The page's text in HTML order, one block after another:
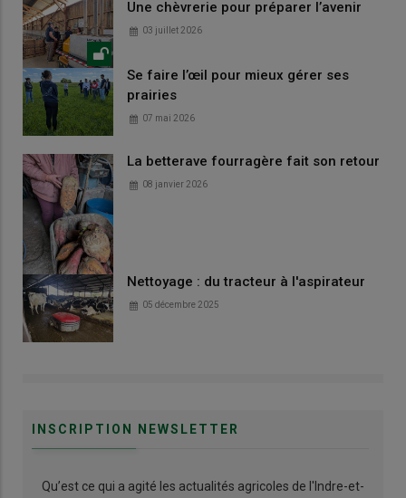
Une chèvrerie pour préparer l’avenir
03 juillet 2026
Se faire l’œil pour mieux gérer ses
prairies
07 mai 2026
La betterave fourragère fait son retour
08 janvier 2026
Nettoyage : du tracteur à l'aspirateur
05 décembre 2025
INSCRIPTION NEWSLETTER
Qu’est ce qui a agité les actualités agricoles de l'Indre-et-